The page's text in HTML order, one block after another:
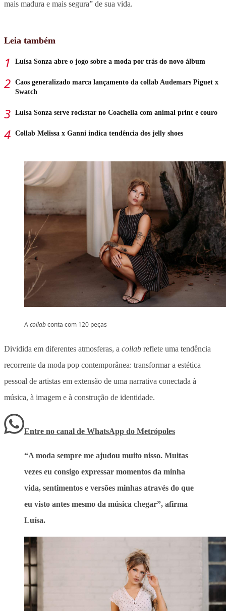
mais madura e mais segura” de sua vida.
Leia também
Luísa Sonza abre o jogo sobre a moda por trás do novo álbum
Caos generalizado marca lançamento da collab Audemars Piguet x
Swatch
Luísa Sonza serve rockstar no Coachella com animal print e couro
Collab Melissa x Ganni indica tendência dos jelly shoes
Acollabconta com 120 peças
Dividida em diferentes atmosferas, a collab reflete uma tendência
recorrente da moda pop contemporânea: transformar a estética
pessoal de artistas em extensão de uma narrativa conectada à
música, à imagem e à construção de identidade.
Entre no canal de WhatsApp do Metrópoles
“A moda sempre me ajudou muito nisso. Muitas
vezes eu consigo expressar momentos da minha
vida, sentimentos e versões minhas através do que
eu visto antes mesmo da música chegar”, afirma
Luísa.